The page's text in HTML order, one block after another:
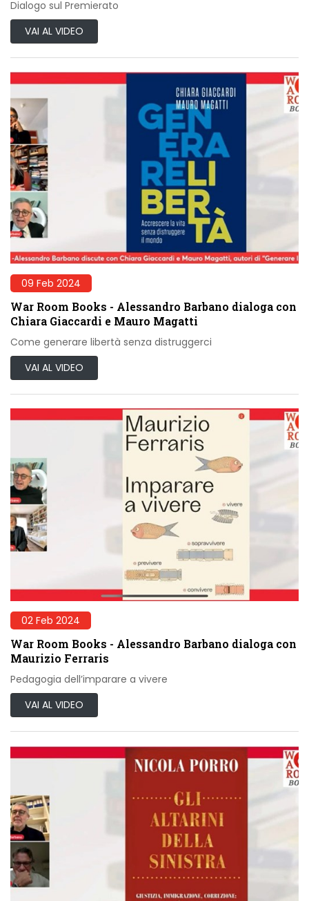
Dialogo sul Premierato
VAI AL VIDEO
09 Feb 2024
War Room Books - Alessandro Barbano dialoga con
Chiara Giaccardi e Mauro Magatti
Come generare libertà senza distruggerci
VAI AL VIDEO
02 Feb 2024
War Room Books - Alessandro Barbano dialoga con
Maurizio Ferraris
Pedagogia dell’imparare a vivere
VAI AL VIDEO